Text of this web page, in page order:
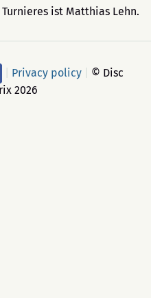
ist Matthias Lehn.
Privacy policy
© Disc
2026